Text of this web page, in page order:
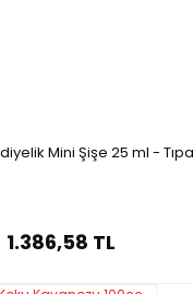
Mini Şişe 25 ml -
1.386,58 TL